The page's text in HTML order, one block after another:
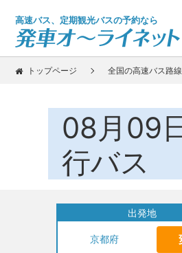
高速バス、定期観光バスの予約なら
トップページ 全国の高速バス路
08月09
行バス
出発地
京都府